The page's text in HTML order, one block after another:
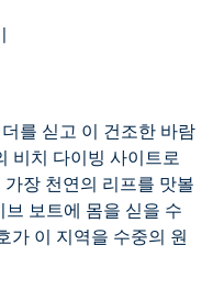
를 싣고 이 건조한 바람
비치 다이빙 사이트로
장 천연의 리프를 맛볼
보트에 몸을 싣을 수
가 이 지역을 수중의 원